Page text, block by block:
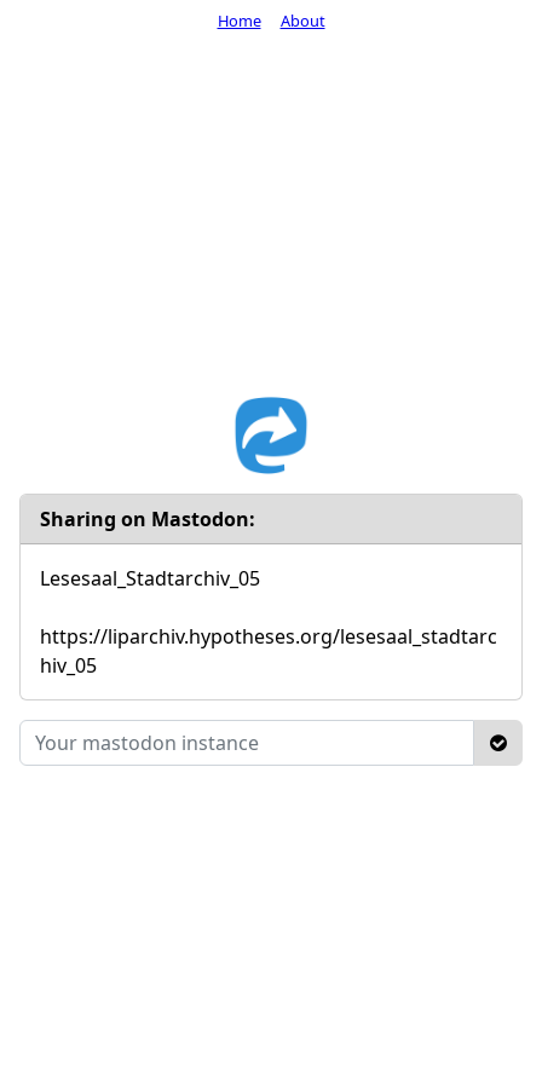
Sharing on Mastodon:
Lesesaal_Stadtarchiv_05
https://liparchiv.hypotheses.org/lesesaal_stadtarc
hiv_05
Home About